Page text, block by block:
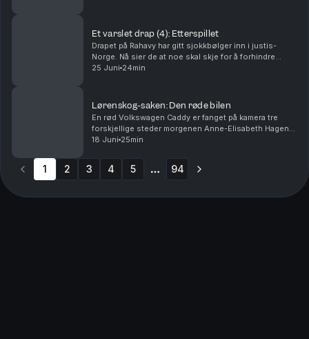
Et varslet drap (4): Etterspillet
Drapet på Rahavy har gitt sjokkbølger inn i justis-
Norge. Nå sier de at noe skal skje for å forhindre
lignende saker. Men kommer lovnadene til å bli fulgt
25 Juni 24min
Lørenskog-saken: Den røde bilen
En rød Volkswagen Caddy er fanget på kamera tre
forskjellige steder morgenen Anne-Elisabeth Hagen
forsvant. Politiet jakter svar: Hva gjorde den der?
18 Juni 25min
1 2 3 4 5 94